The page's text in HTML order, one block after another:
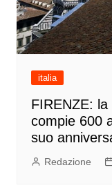
italia
FIRENZE:
compie 600
suo
Redazione